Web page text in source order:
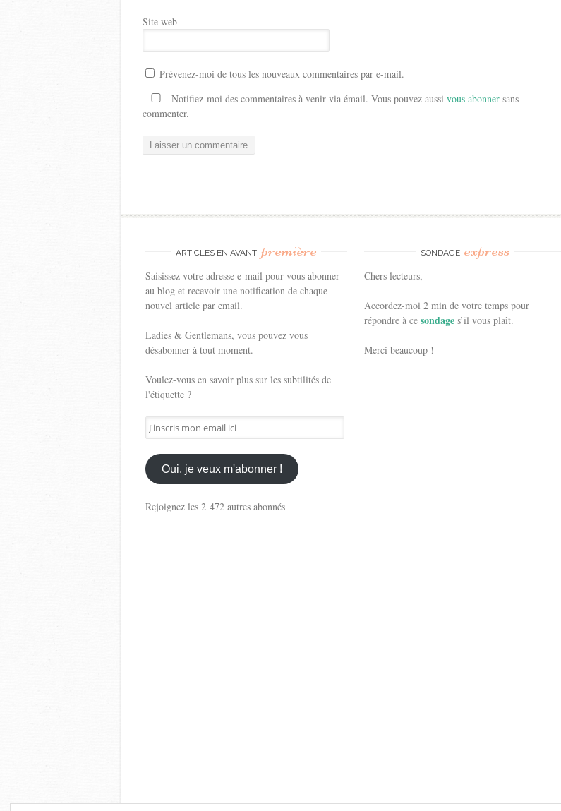
Site web
Prévenez-moi de tous les nouveaux commentaires par e-mail.
Notifiez-moi des commentaires à venir via émail. Vous pouvez aussi vous abonner sans
commenter.
ARTICLES EN AVANT première
Saisissez votre adresse e-mail pour vous abonner
au blog et recevoir une notification de chaque
nouvel article par email.
Ladies & Gentlemans, vous pouvez vous
désabonner à tout moment.
Voulez-vous en savoir plus sur les subtilités de
l'étiquette ?
J'inscris
mon
email
ici
Oui, je veux m'abonner !
Rejoignez les 2 472 autres abonnés
SONDAGE express
Chers lecteurs,
Accordez-moi 2 min de votre temps pour
répondre à cesondages’il vous plaît.
Merci beaucoup !